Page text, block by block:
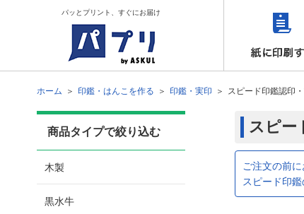
パッとプリント、すぐにお届け
ホーム 印鑑・はんこを作る 印鑑・実印 スピード印鑑認印
商品タイプで絞り込む
木製
黒水牛
スピー
ご注文の前
スピード印